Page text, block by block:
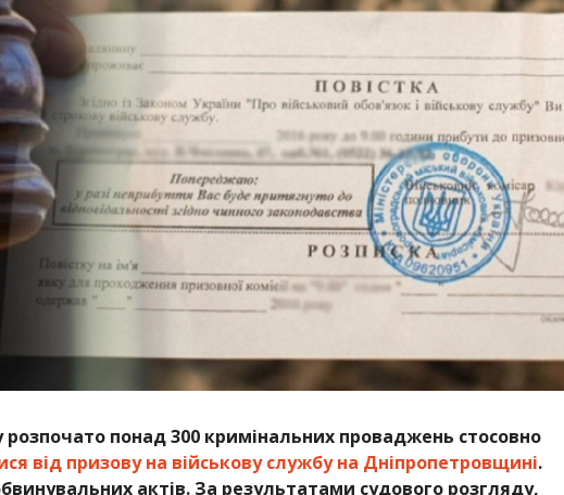
розпочато понад 300 кримінальних проваджень стосовно
від призову на військову службу на Дніпропетровщині.
актів. За результатами судового розгляду,